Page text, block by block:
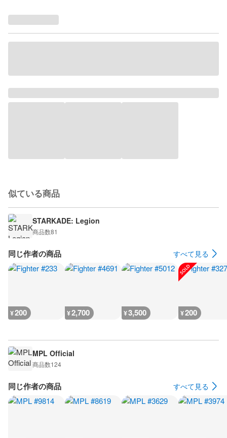
似ている商品
STARKADE: Legion
商品数81
同じ作者の商品 すべて見る
¥200 ¥2,700 ¥3,500 ¥200
MPL Official
商品数124
同じ作者の商品 すべて見る